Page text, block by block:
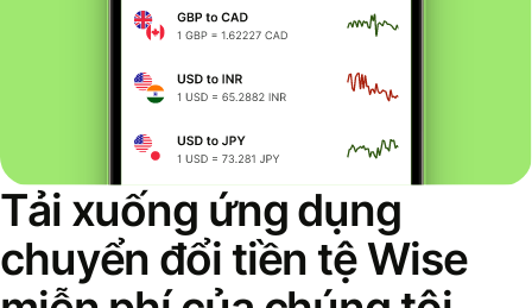
Tải xuống ứng dụng
chuyển đổi tiền tệ Wise